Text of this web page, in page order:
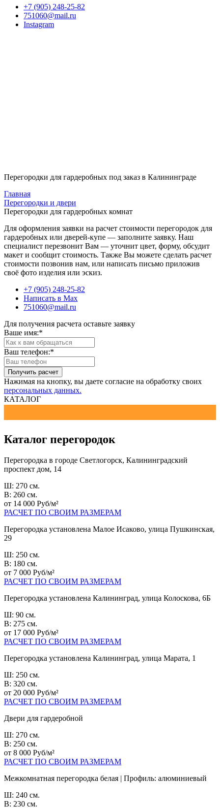
+7 (905) 248-25-82
751060@mail.ru
Instagram
Перегородки для гардеробных под заказ в Калининграде
Главная
Перегородки и двери
Перегородки для гардеробных комнат
Для оформления заявки на расчет стоимости перегородок для
гардеробных или дверей-купе — заполните заявку. Наш
специалист перезвонит Вам — уточнит цвет, форму, обсудит
макет и сообщит стоимость. Также Вы можете сделать расчет
стоимости позвонив нам, или написать письмо приложив
своё фото изделия или эскиз.
+7 (905) 248-25-82
Написать в Max
751060@mail.ru
Для получения расчета оставьте заявку
Ваше имя:*
Ваш телефон:*
Получить расчет
Нажимая на кнопку, вы даете согласие на обработку своих
персональных данных.
КАТАЛОГ
Каталог перегородок
Перегородка в городе Светлогорск, Калининградский
проспект дом, 14
Ш: 270 см.
В: 260 см.
от 14 000 Руб/м²
РАСЧЕТ ПО СВОИМ РАЗМЕРАМ
Перегородка установлена Малое Исаково, улица Пушкинская,
29
Ш: 250 см.
В: 180 см.
от 7 000 Руб/м²
РАСЧЕТ ПО СВОИМ РАЗМЕРАМ
Перегородка установлена Калининград, улица Колоскова, 6Б
Ш: 90 см.
В: 275 см.
от 17 000 Руб/м²
РАСЧЕТ ПО СВОИМ РАЗМЕРАМ
Перегородка установлена Калининград, улица Марата, 1
Ш: 250 см.
В: 320 см.
от 20 000 Руб/м²
РАСЧЕТ ПО СВОИМ РАЗМЕРАМ
Двери для гардеробной
Ш: 270 см.
В: 250 см.
от 8 000 Руб/м²
РАСЧЕТ ПО СВОИМ РАЗМЕРАМ
Межкомнатная перегородка белая | Профиль: алюминиевый
Ш: 240 см.
В: 230 см.